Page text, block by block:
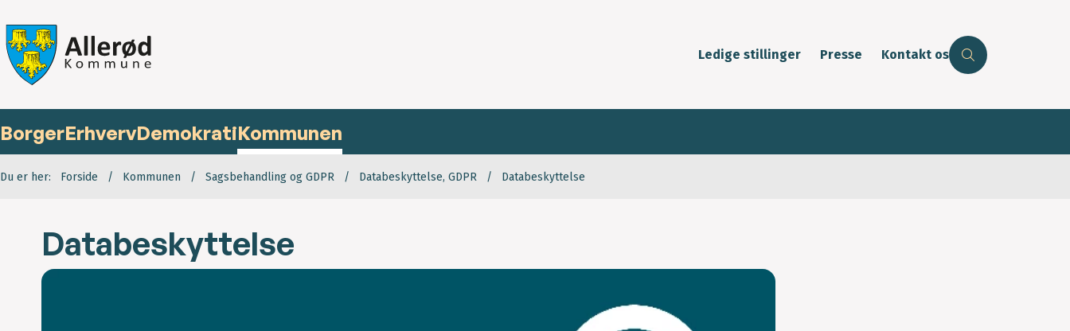
Ledige stillinger Presse Kontakt os
BorgerErhvervDemokratiKommunen
Du er her: Forside Kommunen Sagsbehandling og GDPR Databeskyttelse, GDPR Databeskyttelse
Databeskyttelse